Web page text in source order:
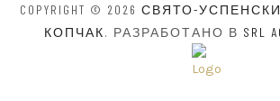
COPYRIGHT © 2026 СВЯТО-
КОПЧАК. РАЗРАБОТАНО В SRL